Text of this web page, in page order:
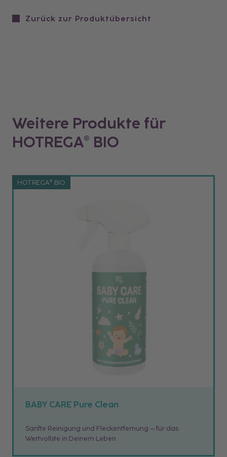
Zurück zur Produktübersicht
Weitere Produkte für
HOTREGA® BIO
HOTREGA® BIO
BABY CARE Pure Clean
Sanfte Reinigung und Fleckentfernung – für das
Wertvollste in Deinem Leben.